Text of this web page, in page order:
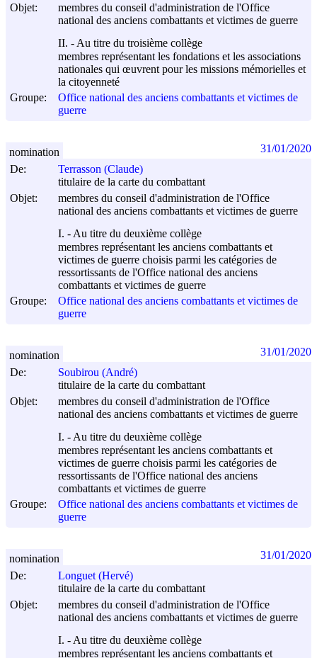
Objet:
membres du conseil d'administration de l'Office
national des anciens combattants et victimes de guerre
II. - Au titre du troisième collège
membres représentant les fondations et les associations
nationales qui œuvrent pour les missions mémorielles et
la citoyenneté
Groupe:
Office national des anciens combattants et victimes de
guerre
De:
Terrasson (Claude)
titulaire de la carte du combattant
Objet:
membres du conseil d'administration de l'Office
national des anciens combattants et victimes de guerre
I. - Au titre du deuxième collège
membres représentant les anciens combattants et
victimes de guerre choisis parmi les catégories de
ressortissants de l'Office national des anciens
combattants et victimes de guerre
Groupe:
Office national des anciens combattants et victimes de
guerre
nomination 31/01/2020
De:
Soubirou (André)
titulaire de la carte du combattant
Objet:
membres du conseil d'administration de l'Office
national des anciens combattants et victimes de guerre
I. - Au titre du deuxième collège
membres représentant les anciens combattants et
victimes de guerre choisis parmi les catégories de
ressortissants de l'Office national des anciens
combattants et victimes de guerre
Groupe:
Office national des anciens combattants et victimes de
guerre
nomination 31/01/2020
De:
Longuet (Hervé)
titulaire de la carte du combattant
Objet:
membres du conseil d'administration de l'Office
national des anciens combattants et victimes de guerre
I. - Au titre du deuxième collège
membres représentant les anciens combattants et
nomination 31/01/2020